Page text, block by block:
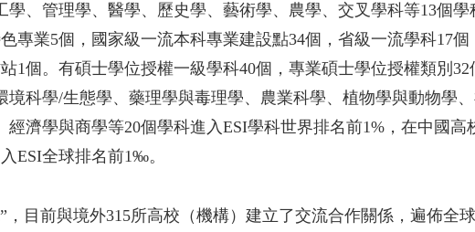
、管理學、醫學、歷史學、藝術學、農學、交叉學科等13個
專業5個，國家級一流本科專業建設點34個，省級一流學科17
1個。有碩士學位授權一級學科40個，專業碩士學位授權類別
科學/生態學、藥理學與毒理學、農業科學、植物學與動物學
濟學與商學等20個學科進入ESI學科世界排名前1%，在中國高
ESI全球排名前1‰。
目前與境外315所高校（機構）建立了交流合作關係，遍佈全